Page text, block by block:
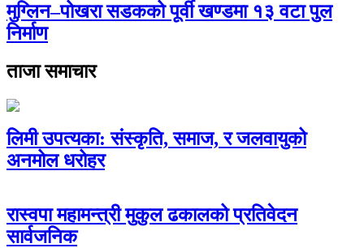
मुग्लिन–पोखरा सडकको पूर्वी खण्डमा १३ वटा पुल
निर्माण
ताजा समाचार
लिमी उपत्यका: संस्कृति, समाज, र जलवायुको
अनमोल धरोहर
रास्वपा महामन्त्री मुकुल ढकालको प्रतिवेदन
सार्वजनिक